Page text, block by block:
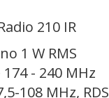
210 IR
1 W RMS
174 - 240 MHz
108 MHz, RDS